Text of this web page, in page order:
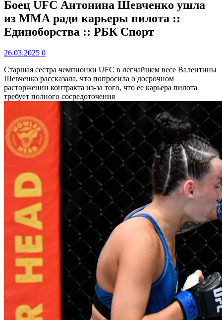
Боец UFC Антонина Шевченко ушла
из ММА ради карьеры пилота ::
Единоборства :: РБК Спорт
26.03.2025 0
Старшая сестра чемпионки UFC в легчайшем весе Валентины
Шевченко рассказала, что попросила о досрочном
расторжении контракта из-за того, что ее карьера пилота
требует полного сосредоточения